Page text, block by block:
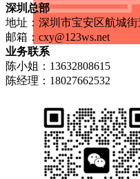
深圳总部
地址：深圳市宝安区航城
邮箱： cxy@123ws.net
业务联系
陈小姐：13632808615
陈经理：18027662532